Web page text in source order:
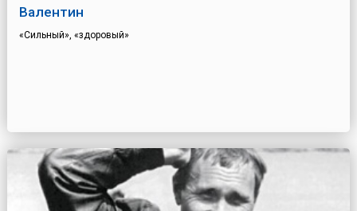
Валентин
«Сильный», «здоровый»